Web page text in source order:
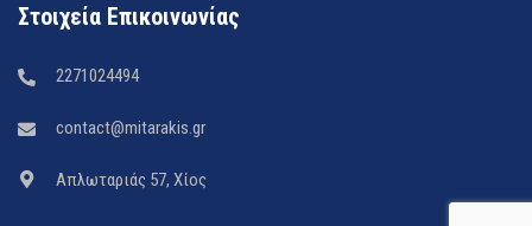
Στοιχεία Επικοινωνίας
2271024494
contact@mitarakis.gr
Απλωταριάς 57, Χίος